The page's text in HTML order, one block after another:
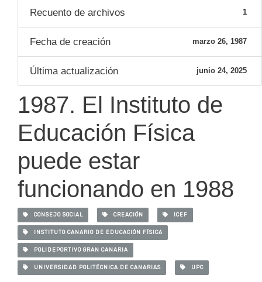
Recuento de archivos 1
Fecha de creación marzo 26, 1987
Última actualización junio 24, 2025
1987. El Instituto de
Educación Física
puede estar
funcionando en 1988
CONSEJO SOCIAL CREACIÓN ICEF
INSTITUTO CANARIO DE EDUCACIÓN FÍSICA
POLIDEPORTIVO GRAN CANARIA
UNIVERSIDAD POLITÉCNICA DE CANARIAS UPC